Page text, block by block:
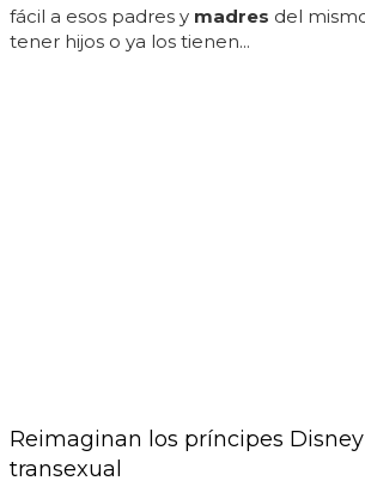
fácil a esos padres y madres del
tener hijos o ya los tienen...
Reimaginan los príncipes
transexual